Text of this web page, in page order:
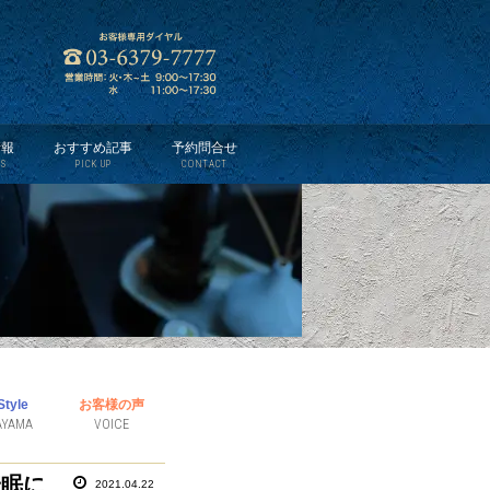
おすすめ記事
PICK UP
予約問合せ
CONTACT
お客様の声
VOICE
に
2021.04.22